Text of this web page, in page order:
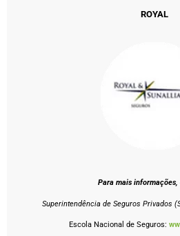
ROYAL
Para mais
Superintendência de Seguros Privados
Escola Nacional de Seguros: